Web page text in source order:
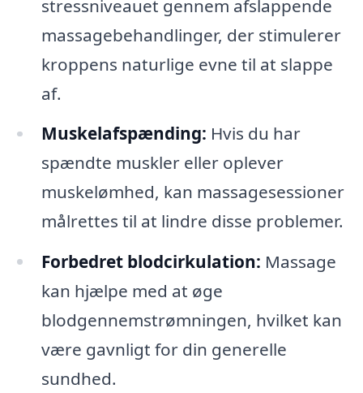
stressniveauet gennem afslappende
massagebehandlinger, der stimulerer
kroppens naturlige evne til at slappe
af.
Muskelafspænding: Hvis du har
spændte muskler eller oplever
muskelømhed, kan massagesessioner
målrettes til at lindre disse problemer.
Forbedret blodcirkulation: Massage
kan hjælpe med at øge
blodgennemstrømningen, hvilket kan
være gavnligt for din generelle
sundhed.